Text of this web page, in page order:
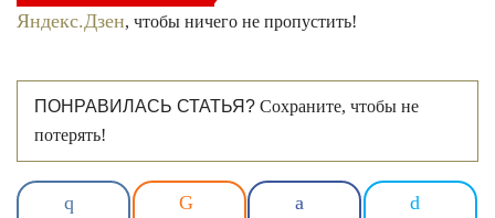
Яндекс.Дзен, чтобы ничего не пропустить!
ПОНРАВИЛАСЬ СТАТЬЯ? Сохраните, чтобы не
потерять!